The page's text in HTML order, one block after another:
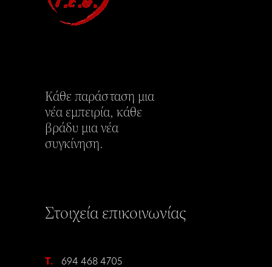
Κάθε παράσταση μια
νέα εμπειρία, κάθε
βράδυ μια νέα
συγκίνηση.
Στοιχεία επικοινωνίας
T. 694 468 4705